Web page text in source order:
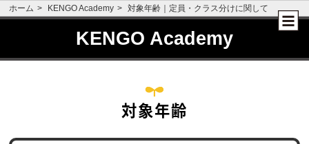
ホーム KENGO Academy 対象年齢｜定員・クラス分けに関して
KENGO Academy
対象年齢